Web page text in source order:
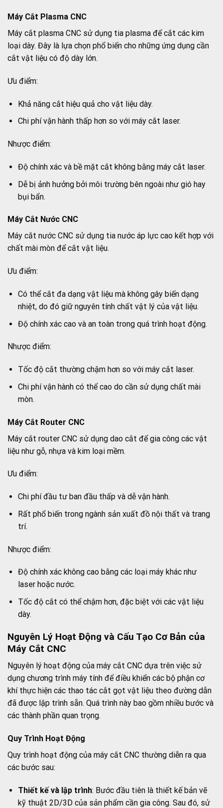
Máy Cắt Plasma CNC
Máy cắt plasma CNC sử dụng tia plasma để cắt các kim
loại dày. Đây là lựa chọn phổ biến cho những ứng dụng cần
cắt vật liệu có độ dày lớn.
Ưu điểm:
Khả năng cắt hiệu quả cho vật liệu dày.
Chi phí vận hành thấp hơn so với máy cắt laser.
Nhược điểm:
Độ chính xác và bề mặt cắt không bằng máy cắt laser.
Dễ bị ảnh hưởng bởi môi trường bên ngoài như gió hay
bụi bẩn.
Máy Cắt Nước CNC
Máy cắt nước CNC sử dụng tia nước áp lực cao kết hợp với
chất mài mòn để cắt vật liệu.
Ưu điểm:
Có thể cắt đa dạng vật liệu mà không gây biến dạng
nhiệt, do đó giữ nguyên tính chất vật lý của vật liệu.
Độ chính xác cao và an toàn trong quá trình hoạt động.
Nhược điểm:
Tốc độ cắt thường chậm hơn so với máy cắt laser.
Chi phí vận hành có thể cao do cần sử dụng chất mài
mòn.
Máy Cắt Router CNC
Máy cắt router CNC sử dụng dao cắt để gia công các vật
liệu như gỗ, nhựa và kim loại mềm.
Ưu điểm:
Chi phí đầu tư ban đầu thấp và dễ vận hành.
Rất phổ biến trong ngành sản xuất đồ nội thất và trang
trí.
Nhược điểm:
Độ chính xác không cao bằng các loại máy khác như
laser hoặc nước.
Tốc độ cắt có thể chậm hơn, đặc biệt với các vật liệu
dày.
Nguyên Lý Hoạt Động và Cấu Tạo Cơ Bản của
Máy Cắt CNC
Nguyên lý hoạt động của máy cắt CNC dựa trên việc sử
dụng chương trình máy tính để điều khiển các bộ phận cơ
khí thực hiện các thao tác cắt gọt vật liệu theo đường dẫn
đã được lập trình sẵn. Quá trình này bao gồm nhiều bước và
các thành phần quan trọng.
Quy Trình Hoạt Động
Quy trình hoạt động của máy cắt CNC thường diễn ra qua
các bước sau:
Thiết kế và lập trình: Bước đầu tiên là thiết kế bản vẽ
kỹ thuật 2D/3D của sản phẩm cần gia công. Sau đó, sử